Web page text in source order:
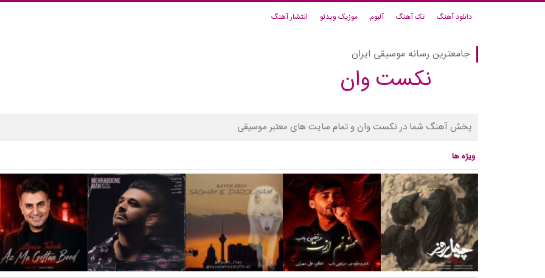
دانلود آهنگ تک آهنگ آلبوم موزیک ویدئو انتشار آهنگ
جامعترین رسانه موسیقی ایران
نکست وان
پخش آهنگ شما در نکست وان و تمام سایت های معتبر موسیقی
ویژه ها